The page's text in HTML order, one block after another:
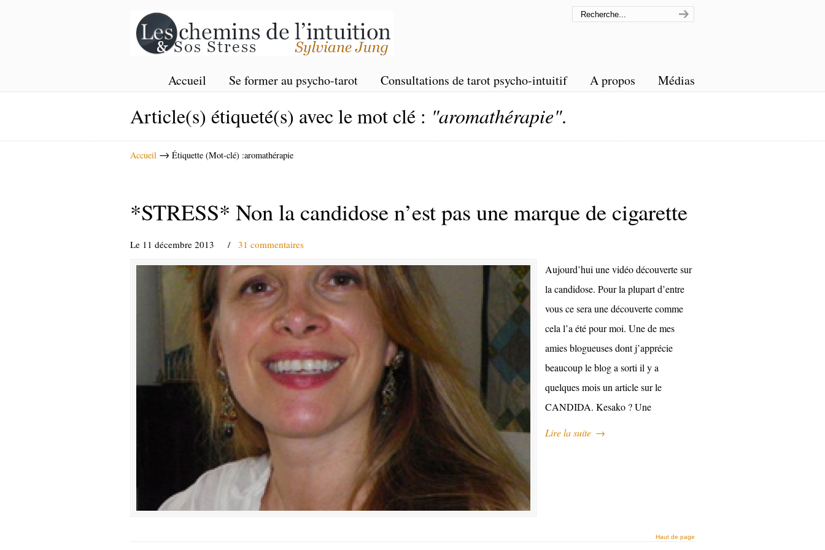
Accueil Se former au psycho-tarot Consultations de tarot psycho-intuitif A propos Médias
Article(s) étiqueté(s) avec le mot clé : "aromathérapie".
Accueil → Étiquette (Mot-clé) :aromathérapie
*STRESS* Non la candidose n’est pas une marque de cigarette
Le 11 décembre 2013 / 31 commentaires
Aujourd’hui une vidéo découverte sur
la candidose. Pour la plupart d’entre
vous ce sera une découverte comme
cela l’a été pour moi. Une de mes
amies blogueuses dont j’apprécie
beaucoup le blog a sorti il y a
quelques mois un article sur le
CANDIDA. Kesako ? Une
Lire la suite →
Haut de page